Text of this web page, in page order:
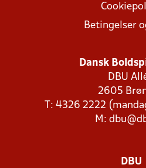
Betingelser
Dansk
DBU
2605
T: 4326 2222
M:
DBU